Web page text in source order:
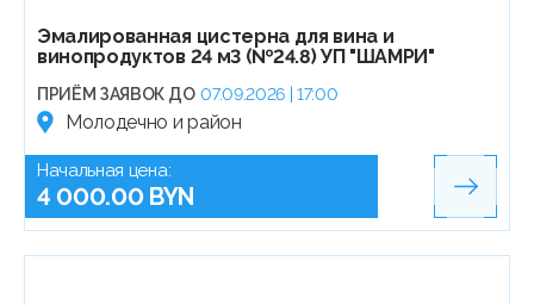
Эмалированная цистерна для вина и
винопродуктов 24 м3 (№24.8) УП "ШАМРИ"
ПРИЁМ ЗАЯВОК ДО 07.09.2026 | 17:00
Молодечно и район
Начальная цена:
4 000.00 BYN